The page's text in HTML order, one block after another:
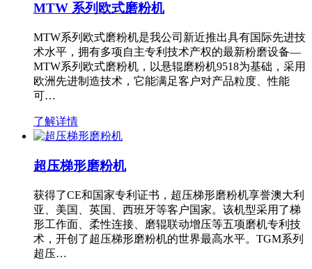
MTW 系列欧式磨粉机
MTW系列欧式磨粉机是我公司新近推出具有国际先进技
术水平，拥有多项自主专利技术产权的最新粉磨设备—
MTW系列欧式磨粉机，以悬辊磨粉机9518为基础，采用
欧洲先进制造技术，它能满足客户对产品粒度、性能
可…
了解详情
超压梯形磨粉机
获得了CE和国家专利证书，超压梯形磨粉机享誉澳大利
亚、美国、英国、西班牙等客户国家。该机型采用了梯
形工作面、柔性连接、磨辊联动增压等五项磨机专利技
术，开创了超压梯形磨粉机的世界最高水平。TGM系列
超压…